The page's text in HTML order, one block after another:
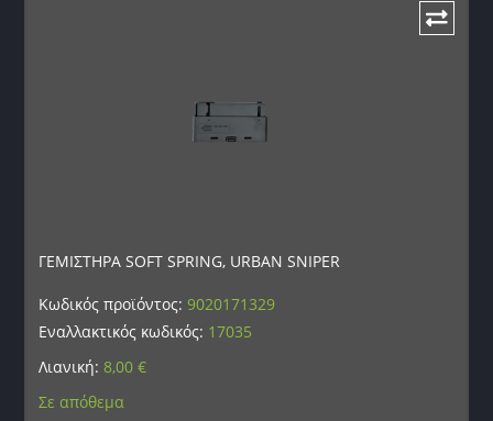
ΓΕΜΙΣΤΗΡΑ SOFT SPRING, URBAN SNIPER
Κωδικός προϊόντος:9020171329
Εναλλακτικός κωδικός: 17035
Λιανική:8,00€
Σε απόθεμα